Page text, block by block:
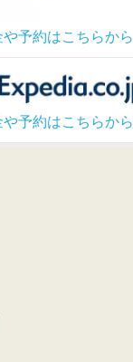
や予約はこちらから
や予約はこちらから